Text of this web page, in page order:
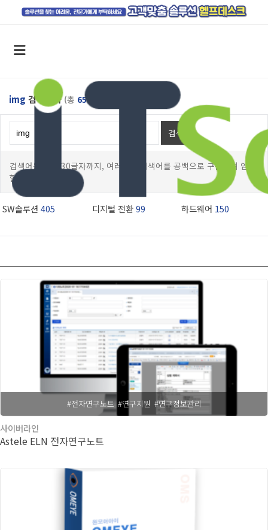
img 검색결과(총 654
검색
검색어는 최대 30글자까지, 여러개의 검색어를 공백으로 구분하여 입력
할수 있습니다.
SW솔루션405 디지털 전환99 하드웨어 150
#전자연구노트 #연구지원 #연구정보관리
사이버라인
Astele ELN 전자연구노트